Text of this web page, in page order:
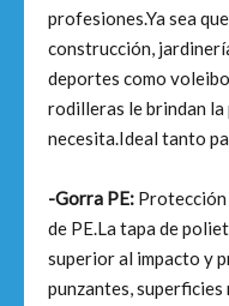
profesiones.Ya sea
construcción,
deportes como
rodilleras le brindan
necesita.Ideal tanto
-Gorra PE: Protección
de PE.La tapa de
superior al impacto y
punzantes,